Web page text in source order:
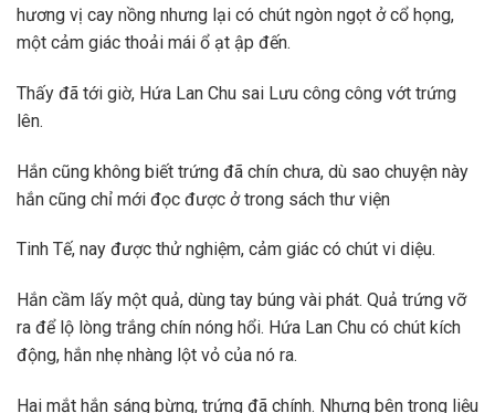
hương vị cay nồng nhưng lại có chút ngòn ngọt ở cổ họng,
một cảm giác thoải mái ổ ạt ập đến.
Thấy đã tới giờ, Hứa Lan Chu sai Lưu công công vớt trứng
lên.
Hắn cũng không biết trứng đã chín chưa, dù sao chuyện này
hắn cũng chỉ mới đọc được ở trong sách thư viện
Tinh Tế, nay được thử nghiệm, cảm giác có chút vi diệu.
Hắn cầm lấy một quả, dùng tay búng vài phát. Quả trứng vỡ
ra để lộ lòng trắng chín nóng hổi. Hứa Lan Chu có chút kích
động, hắn nhẹ nhàng lột vỏ của nó ra.
Hai mắt hắn sáng bừng, trứng đã chính. Nhưng bên trong liệu